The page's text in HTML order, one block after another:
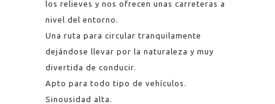
los relieves y nos ofrecen unas carreteras a
nivel del entorno.
Una ruta para circular tranquilamente
dejándose llevar por la naturaleza y muy
divertida de conducir.
Apto para todo tipo de vehículos.
Sinousidad alta.